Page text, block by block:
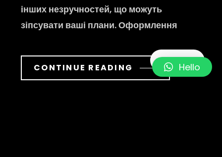
інших незручностей, що можуть
зіпсувати ваші плани. Оформлення
CONTINUE READING Hello